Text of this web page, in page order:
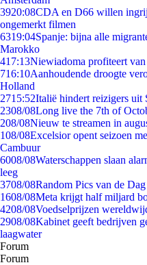
3920:08CDA en D66 willen
ongemerkt filmen
6319:04Spanje: bijna alle
Marokko
417:13Niewiadoma profiteert
716:10Aanhoudende droogte
Holland
2715:52Italië hindert reizigers uit
2308/08Long live the 7th of
208/08Nieuw te streamen in
108/08Excelsior opent seizoen
Cambuur
6008/08Waterschappen slaan
leeg
3708/08Random Pics van de
1608/08Meta krijgt half miljard
4208/08Voedselprijzen
2908/08Kabinet geeft bedrijven
laagwater
Forum
Forum